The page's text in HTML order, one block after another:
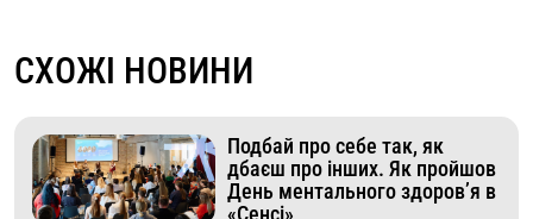
СХОЖІ НОВИНИ
Подбай про себе так, як
дбаєш про інших. Як пройшов
День ментального здоров’я в
«Сенсі»